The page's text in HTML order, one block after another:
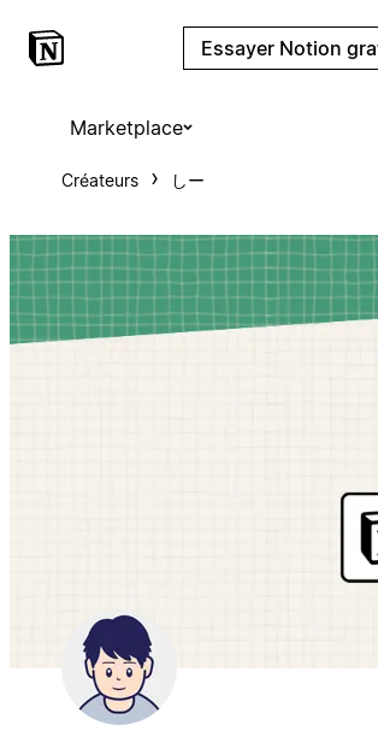
Essayer Notion
Marketplace
Créateurs しー